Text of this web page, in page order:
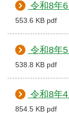
令和8年6
553.6 KB pdf
令和8年5
538.8 KB pdf
令和8年4
854.5 KB pdf